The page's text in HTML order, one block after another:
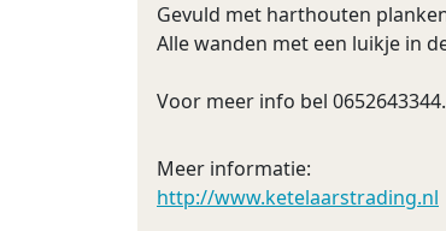
Gevuld met harthouten
Alle wanden met een luikje in
Voor meer info bel 0652643344.
Meer informatie:
http://www.ketelaarstrading.nl